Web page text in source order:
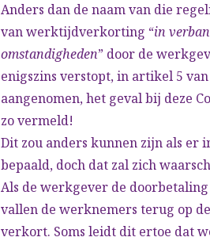
Anders dan de naam van die
van werktijdverkorting “in
omstandigheden” door de
enigszins verstopt, in artikel 5
aangenomen, het geval bij deze
zo vermeld!
Dit zou anders kunnen zijn als er
bepaald, doch dat zal zich
Als de werkgever de
vallen de werknemers terug op
verkort. Soms leidt dit ertoe dat